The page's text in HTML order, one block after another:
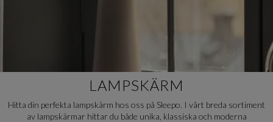
LAMPSKÄRM
Hitta din perfekta lampskärm hos oss på Sleepo. I vårt breda sortiment
av lampskärmar hittar du både unika, klassiska och moderna